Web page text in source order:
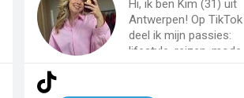
Hi, ik ben Kim (31) uit
Antwerpen! Op TikTok
deel ik mijn passies:
lifestyle, reizen, mode...